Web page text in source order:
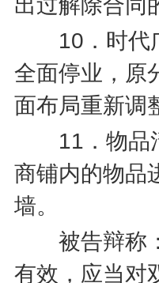
出过解除合同
10 ．时
全面停业，原
面布局重新调
11 ．物
商铺内的物品
墙。
被告辩称：
有效，应当对